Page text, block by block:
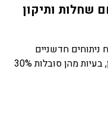
שחלות ותיקון
ניתוחים חדשניים
לכריתת רחם, שחלות ותיקון רצפת האגן, בעיות מהן סובלות 30%